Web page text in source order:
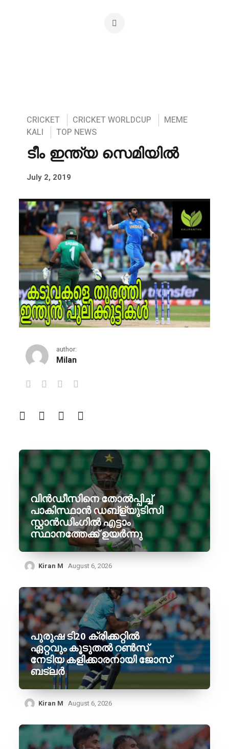
CRICKET CRICKET WORLDCUP
MEME
KALI
TOP NEWS
ടീം ഇന്ത്യ സെമിയില്‍
July 2, 2019
author:
Milan
ടീം ഇന്ത്യ സെമിയില്‍
വിൻഡീസിനെ തോൽപ്പിച്ച്
പാകിസ്ഥാൻ ഡബ്ള്യുടിസി
സ്റ്റാൻഡിംഗിൽ എട്ടാം
സ്ഥാനത്തേക്ക് ഉയർന്നു
Kiran M August 6, 2026
പുരുഷ ടി20 ക്രിക്കറ്റിൽ
ഏറ്റവും കൂടുതൽ റൺസ്
നേടിയ കളിക്കാരനായി ജോസ്
ബട്‌ലർ
Kiran M August 6, 2026